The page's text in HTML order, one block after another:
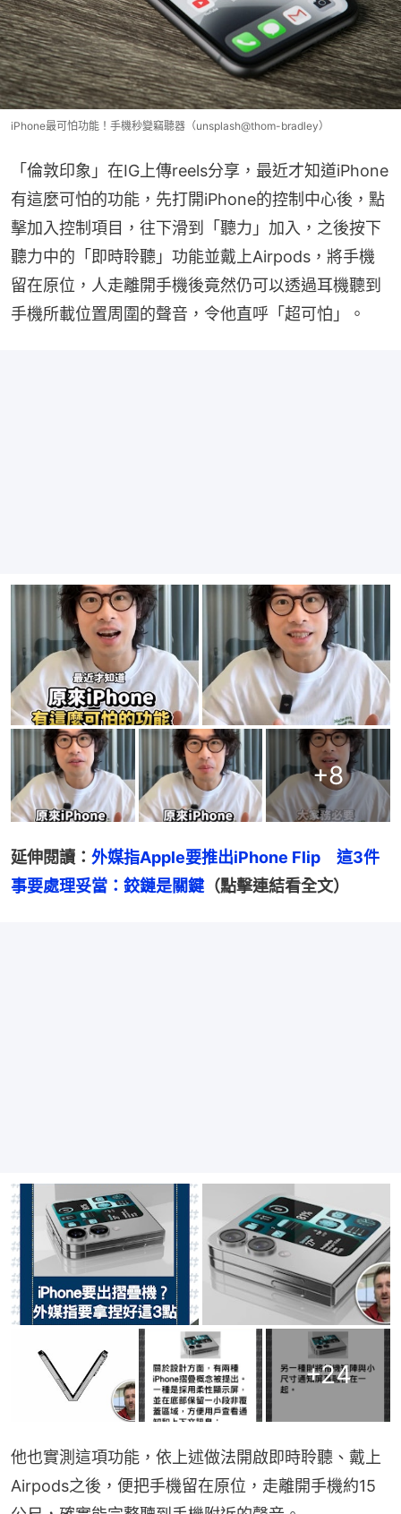
iPhone最可怕功能！手機秒變竊聽器（unsplash@thom-bradley）
「倫敦印象」在IG上傳reels分享，最近才知道iPhone
有這麼可怕的功能，先打開iPhone的控制中心後，點
擊加入控制項目，往下滑到「聽力」加入，之後按下
聽力中的「即時聆聽」功能並戴上Airpods，將手機
留在原位，人走離開手機後竟然仍可以透過耳機聽到
手機所載位置周圍的聲音，令他直呼「超可怕」。
+8
延伸閱讀： 外媒指Apple要推出iPhone Flip　這3件
事要處理妥當：鉸鏈是關鍵（點擊連結看全文）
+24
他也實測這項功能，依上述做法開啟即時聆聽、戴上
Airpods之後，便把手機留在原位，走離開手機約15